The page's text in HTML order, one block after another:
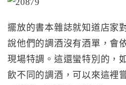
擺放的書本雜誌就知道店家
說他們的調酒沒有酒單，會
現場特調。這還蠻特別的，
飲不同的調酒，可以來這裡